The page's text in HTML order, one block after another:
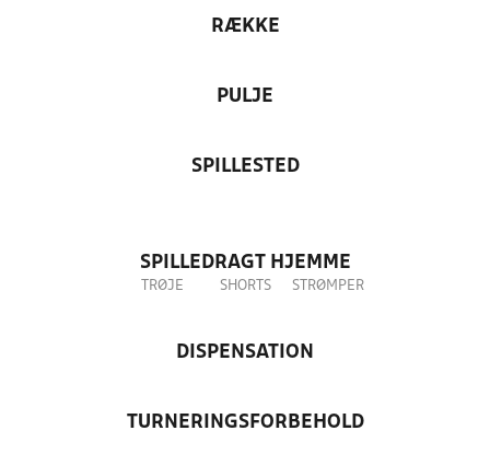
RÆKKE
PULJE
SPILLESTED
SPILLEDRAGT HJEMME
TRØJE SHORTS STRØMPER
DISPENSATION
TURNERINGSFORBEHOLD